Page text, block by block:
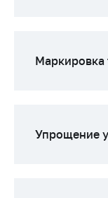
Адрес и
Горячая
Маркировка
Упрощение